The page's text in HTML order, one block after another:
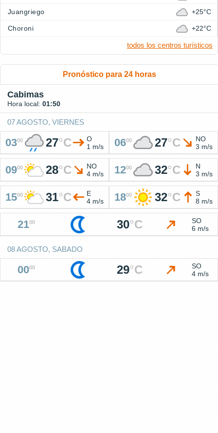
Juangriego +25°C
Choroni +22°C
todos los centros turísticos
Pronóstico para 24 horas
Cabimas
Hora local: 01:50
07 AGOSTO, VIERNES
0300 27°C
O
1 m/s
0600 27°C
NO
3 m/s
0900 28°C
NO
4 m/s
1200 32°C
N
3 m/s
1500 31°C
E
4 m/s
1800 32°C
S
8 m/s
2100 30°C
SO
6 m/s
08 AGOSTO, SABADO
0000 29°C
SO
4 m/s